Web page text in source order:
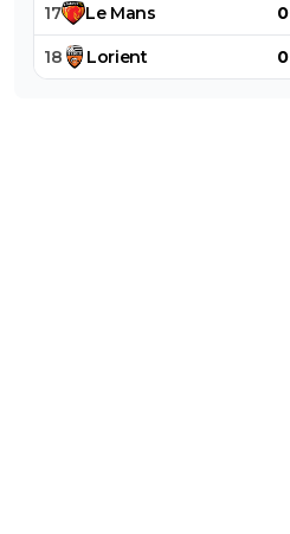
17 Le Mans 0
18 Lorient 0